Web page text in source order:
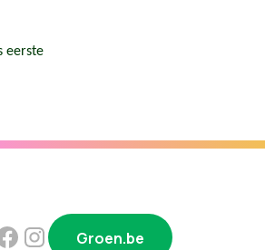
eerste
Groen.be